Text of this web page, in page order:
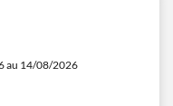
au 14/08/2026